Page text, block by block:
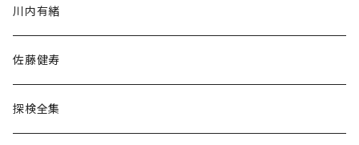
民族・風習
言語・ことば
川内有緒
佐藤健寿
探検全集